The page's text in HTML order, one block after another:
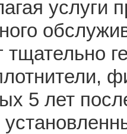
услуги
тщательно
5 лет